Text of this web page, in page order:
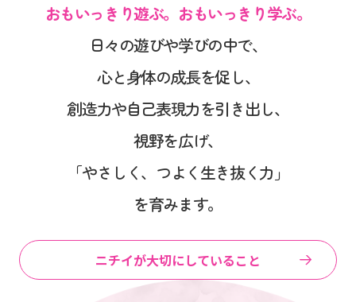
おもいっきり遊ぶ。おもいっきり学ぶ。
日々の遊びや学びの中で、
心と身体の成長を促し、
創造力や自己表現力を引き出し、
視野を広げ、
「やさしく、つよく生き抜く力」
を育みます。
ニチイが大切にしていること